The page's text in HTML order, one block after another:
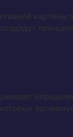
картины